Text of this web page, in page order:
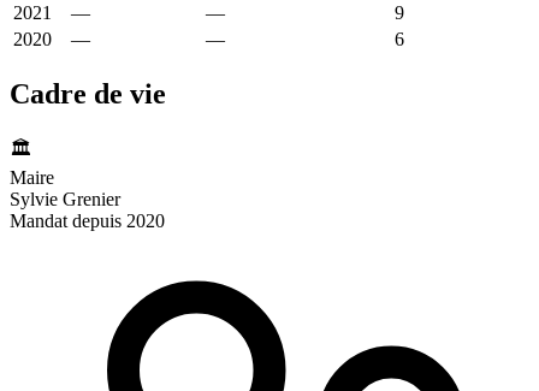
2021
— —
9
2020
— — 6
Cadre de vie
🏛️
Maire
Sylvie Grenier
Mandat depuis 2020